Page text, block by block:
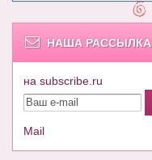
НАША РАССЫЛКА
на subscribe.ru
Mail